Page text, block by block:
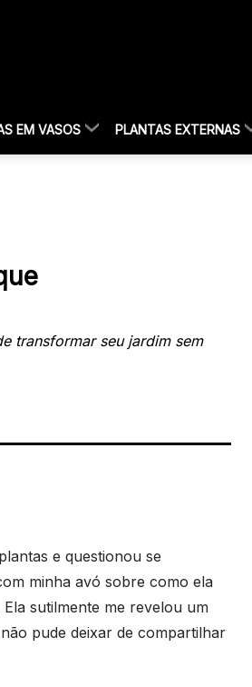
EM VASOS PLANTAS EXTERNAS
transformar seu jardim sem
e questionou se
minha avó sobre como ela
sutilmente me revelou um
pude deixar de compartilhar